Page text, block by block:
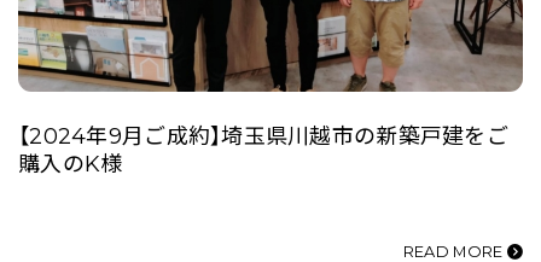
【2024年9月ご成約】埼玉県川越市の新築戸建をご
購入のK様
READ MORE